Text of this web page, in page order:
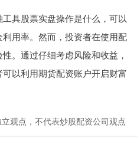
具股票实盘操作是什么，可以
用率。然而，投资者在使用配
。通过仔细考虑风险和收益，
以利用期货配资账户开启财富
观点，不代表炒股配资公司观点